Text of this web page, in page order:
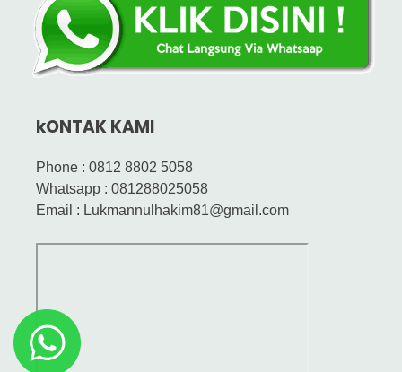
kONTAK KAMI
Phone : 0812 8802 5058
Whatsapp : 081288025058
Email : Lukmannulhakim81@gmail.com